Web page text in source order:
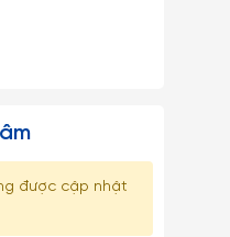
được cập nhật